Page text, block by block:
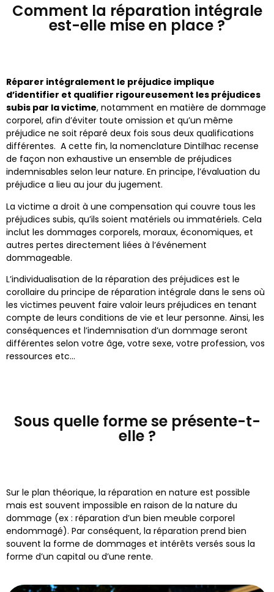
Comment la réparation intégrale
est-elle mise en place ?
Réparer intégralement le préjudice implique
d’identifier et qualifier rigoureusement les préjudices
subis par la victime, notamment en matière de dommage
corporel, afin d’éviter toute omission et qu’un même
préjudice ne soit réparé deux fois sous deux qualifications
différentes. A cette fin, la nomenclature Dintilhac recense
de façon non exhaustive un ensemble de préjudices
indemnisables selon leur nature. En principe, l’évaluation du
préjudice a lieu au jour du jugement.
La victime a droit à une compensation qui couvre tous les
préjudices subis, qu’ils soient matériels ou immatériels. Cela
inclut les dommages corporels, moraux, économiques, et
autres pertes directement liées à l’événement
dommageable.
L’individualisation de la réparation des préjudices est le
corollaire du principe de réparation intégrale dans le sens où
les victimes peuvent faire valoir leurs préjudices en tenant
compte de leurs conditions de vie et leur personne. Ainsi, les
conséquences et l’indemnisation d’un dommage seront
différentes selon votre âge, votre sexe, votre profession, vos
ressources etc…
Sous quelle forme se présente-t-
elle ?
Sur le plan théorique, la réparation en nature est possible
mais est souvent impossible en raison de la nature du
dommage (ex : réparation d’un bien meuble corporel
endommagé). Par conséquent, la réparation prend bien
souvent la forme de dommages et intérêts versés sous la
forme d’un capital ou d’une rente.